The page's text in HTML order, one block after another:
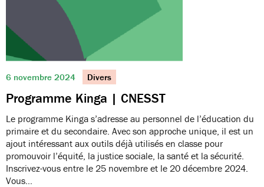
6 novembre 2024 Divers
Programme Kinga | CNESST
Le programme Kinga s’adresse au personnel de l’éducation du
primaire et du secondaire. Avec son approche unique, il est un
ajout intéressant aux outils déjà utilisés en classe pour
promouvoir l’équité, la justice sociale, la santé et la sécurité.
Inscrivez-vous entre le 25 novembre et le 20 décembre 2024.
Vous…